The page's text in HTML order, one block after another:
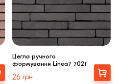
Цегла ручного
формування Linea7 7021
26 грн
Вибрати